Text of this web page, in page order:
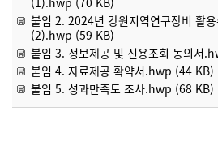
붙임 2. 2024년 강원지역연구장비 활
(2).hwp (59 KB)
붙임 3. 정보제공 및 신용조회 동의서
붙임 4. 자료제공 확약서.hwp (44 KB)
붙임 5. 성과만족도 조사.hwp (68 KB)